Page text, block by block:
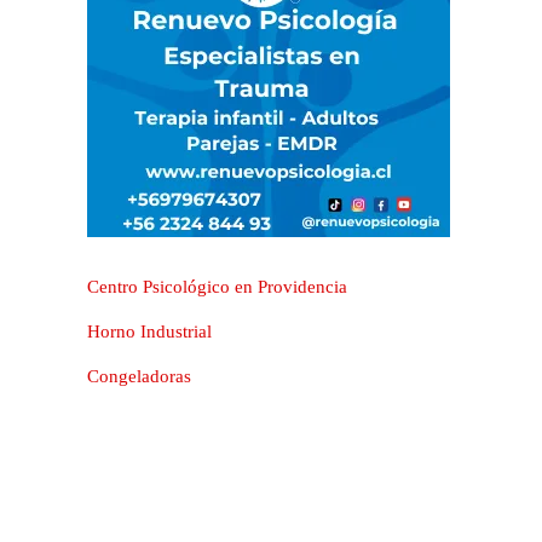
Centro Psicológico en Providencia
Horno Industrial
Congeladoras